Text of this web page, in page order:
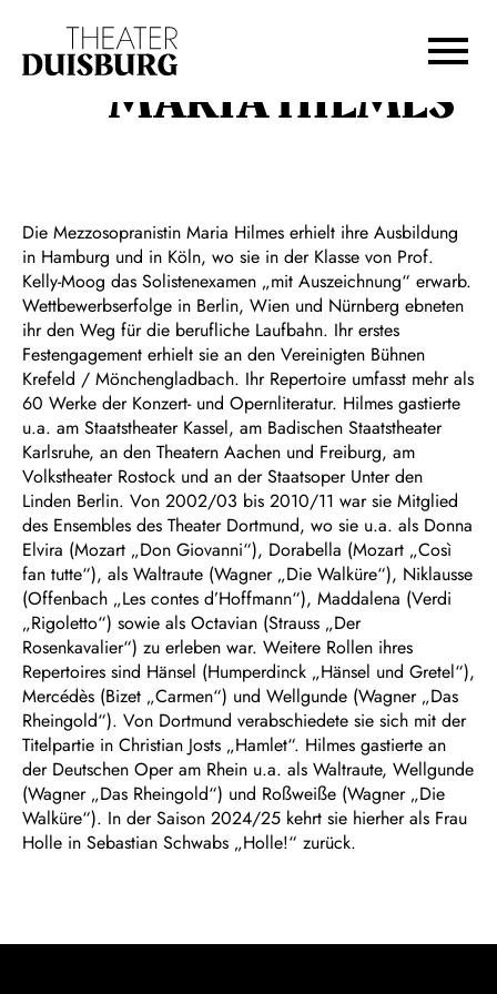
Zur Hauptnavigation springen
Zum Footer springenMARIA HILMES
Die Mezzosopranistin Maria Hilmes erhielt ihre Ausbildung
in Hamburg und in Köln, wo sie in der Klasse von Prof.
Kelly-Moog das Solistenexamen „mit Auszeichnung“ erwarb.
Wettbewerbserfolge in Berlin, Wien und Nürnberg ebneten
ihr den Weg für die berufliche Laufbahn. Ihr erstes
Festengagement erhielt sie an den Vereinigten Bühnen
Krefeld / Mönchengladbach. Ihr Repertoire umfasst mehr als
60 Werke der Konzert- und Opernliteratur. Hilmes gastierte
u.a. am Staatstheater Kassel, am Badischen Staatstheater
Karlsruhe, an den Theatern Aachen und Freiburg, am
Volkstheater Rostock und an der Staatsoper Unter den
Linden Berlin. Von 2002/03 bis 2010/11 war sie Mitglied
des Ensembles des Theater Dortmund, wo sie u.a. als Donna
Elvira (Mozart „Don Giovanni“), Dorabella (Mozart „Così
fan tutte“), als Waltraute (Wagner „Die Walküre“), Niklausse
(Offenbach „Les contes d’Hoffmann“), Maddalena (Verdi
„Rigoletto“) sowie als Octavian (Strauss „Der
Rosenkavalier“) zu erleben war. Weitere Rollen ihres
Repertoires sind Hänsel (Humperdinck „Hänsel und Gretel“),
Mercédès (Bizet „Carmen“) und Wellgunde (Wagner „Das
Rheingold“). Von Dortmund verabschiedete sie sich mit der
Titelpartie in Christian Josts „Hamlet“. Hilmes gastierte an
der Deutschen Oper am Rhein u.a. als Waltraute, Wellgunde
(Wagner „Das Rheingold“) und Roßweiße (Wagner „Die
Walküre“). In der Saison 2024/25 kehrt sie hierher als Frau
Holle in Sebastian Schwabs „Holle!“ zurück.